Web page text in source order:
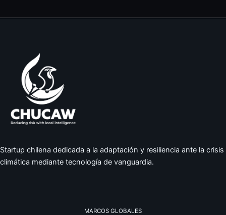
Startup chilena dedicada a la adaptación y resiliencia ante la crisis
climática mediante tecnología de vanguardia.
MARCOS GLOBALES